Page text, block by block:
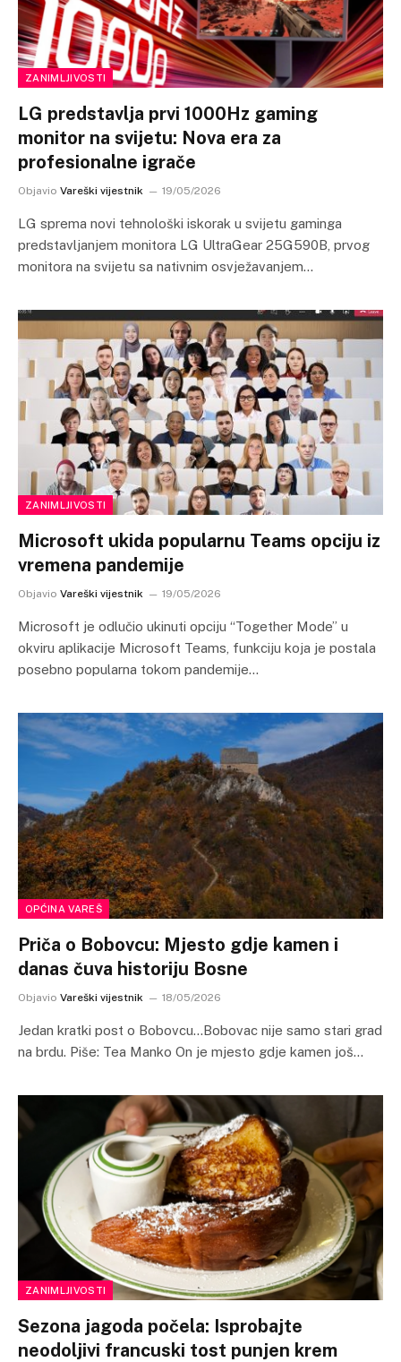
ZANIMLJIVOSTI
LG predstavlja prvi 1000Hz gaming
monitor na svijetu: Nova era za
profesionalne igrače
Objavio Vareški vijestnik 19/05/2026
LG sprema novi tehnološki iskorak u svijetu gaminga
predstavljanjem monitora LG UltraGear 25G590B, prvog
monitora na svijetu sa nativnim osvježavanjem…
ZANIMLJIVOSTI
Microsoft ukida popularnu Teams opciju iz
vremena pandemije
Objavio Vareški vijestnik 19/05/2026
Microsoft je odlučio ukinuti opciju “Together Mode” u
okviru aplikacije Microsoft Teams, funkciju koja je postala
posebno popularna tokom pandemije…
OPĆINA VAREŠ
Priča o Bobovcu: Mjesto gdje kamen i
danas čuva historiju Bosne
Objavio Vareški vijestnik 18/05/2026
Jedan kratki post o Bobovcu…Bobovac nije samo stari grad
na brdu. Piše: Tea Manko On je mjesto gdje kamen još…
ZANIMLJIVOSTI
Sezona jagoda počela: Isprobajte
neodoljivi francuski tost punjen krem